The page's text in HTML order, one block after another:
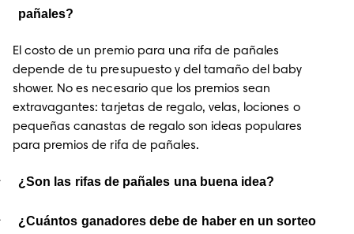
pañales?
El costo de un premio para una rifa de pañales
depende de tu presupuesto y del tamaño del baby
shower. No es necesario que los premios sean
extravagantes: tarjetas de regalo, velas, lociones o
pequeñas canastas de regalo son ideas populares
para premios de rifa de pañales.
¿Son las rifas de pañales una buena idea?
¿Cuántos ganadores debe de haber en un sorteo